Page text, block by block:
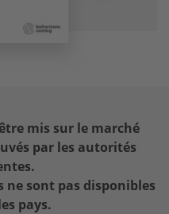
mis sur le marché
par les autorités
ne sont pas disponibles
pays.